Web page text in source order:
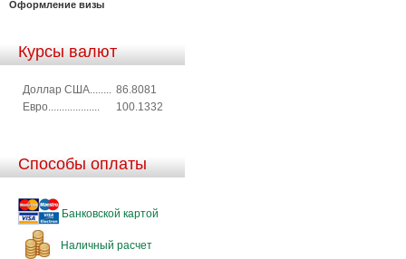
Оформление визы
Курсы валют
Доллар США........ 86.8081
Евро...................
100.1332
Способы оплаты
Банковской картой
Наличный расчет